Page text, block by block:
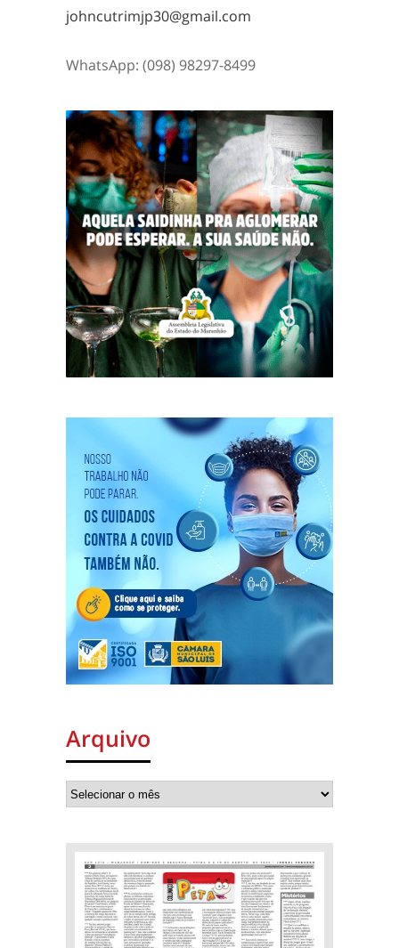
johncutrimjp30@gmail.com
WhatsApp: (098) 98297-8499
Arquivo